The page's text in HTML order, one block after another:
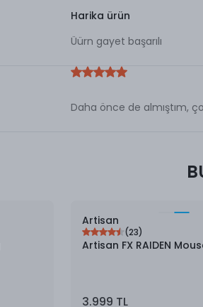
Harika ürün
Üürn gayet başarılı
Daha önce de almıştım,
Artisan
(23)
Artisan FX RAIDEN
3.999 TL